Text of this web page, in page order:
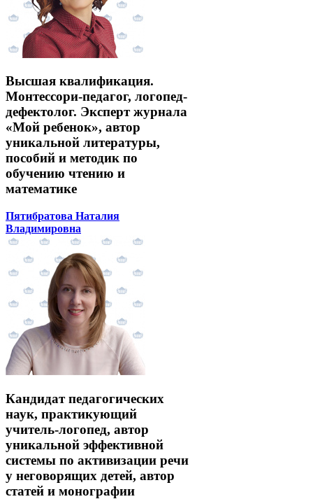
Высшая квалификация.
Монтессори-педагог, логопед-
дефектолог. Эксперт журнала
«Мой ребенок», автор
уникальной литературы,
пособий и методик по
обучению чтению и
математике
Пятибратова Наталия
Владимировна
Кандидат педагогических
наук, практикующий
учитель-логопед, автор
уникальной эффективной
системы по активизации речи
у неговорящих детей, автор
статей и монографии